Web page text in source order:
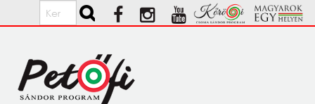
Ugrás a tartalomra
Keresés